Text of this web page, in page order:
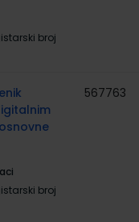
broj
broj
567763